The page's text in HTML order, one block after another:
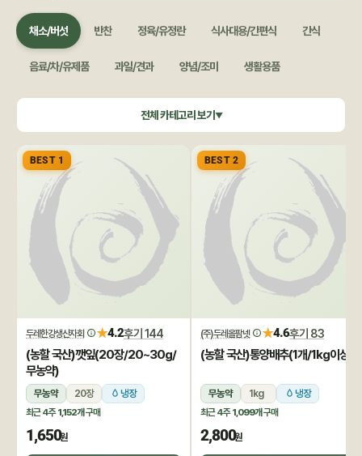
채소/버섯 반찬 정육/유정란 식사대용/간편식 간식
음료/차/유제품 과일/견과 양념/조미 생활용품
쌀/잡곡 수산/건어물 공정무역(민중교역) 건강식품/꿀
전체 카테고리 보기▼
BEST 1
두레한강생산자회 ★4.2후기 144
(농할 국산)깻잎(20장/20~30g/
무농약)
무농약 20장 냉장
최근 4주1,152개 구매
1,650원
BEST 2
(주)두레올팜넷 ★4.6후기 83
(농할 국산)통양배추(1개/1kg이상)
무농약 1kg 냉장
최근 4주1,099개 구매
2,800원